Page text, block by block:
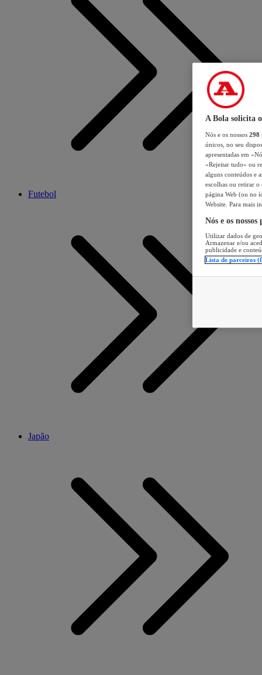
Futebol
Japão
A Bola solicita
Nós e os nossos 298
únicos, no seu
apresentadas em
«Rejeitar tudo» ou
alguns conteúdos e
escolhas ou retirar
página Web (ou no
Website. Para mais
Nós e os
Utilizar dados de
Armazenar e/ou
publicidade e
Lista de parceiros